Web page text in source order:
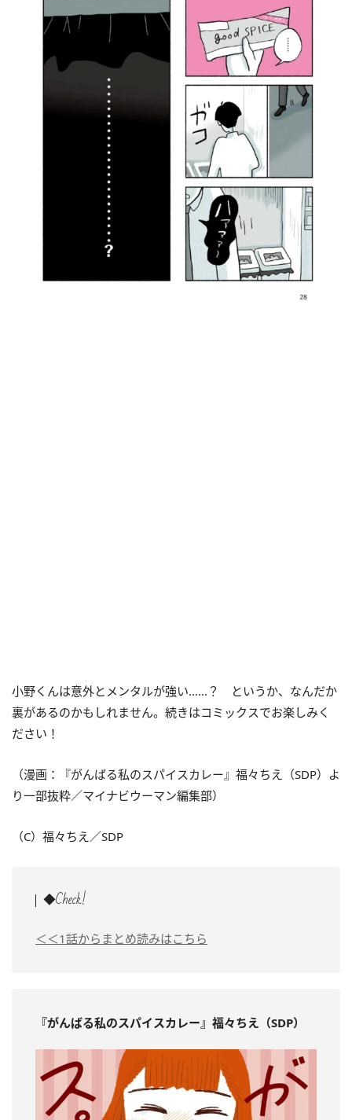
小野くんは意外とメンタルが強い……？ というか、なんだか
裏があるのかもしれません。続きはコミックスでお楽しみく
ださい！
（漫画：『がんばる私のスパイスカレー』福々ちえ（SDP）よ
り一部抜粋／マイナビウーマン編集部）
（C）福々ちえ／SDP
◆Check!
＜＜1話からまとめ読みはこちら
『がんばる私のスパイスカレー』福々ちえ（SDP）